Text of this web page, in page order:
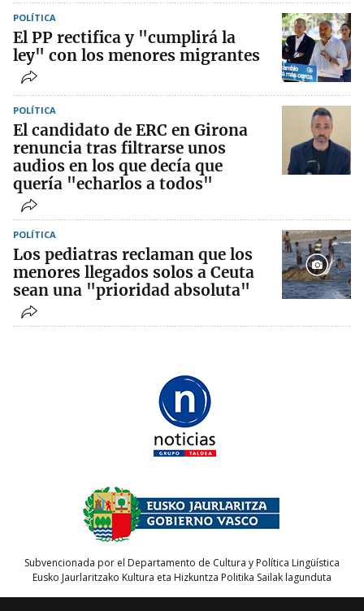
POLÍTICA
El PP rectifica y "cumplirá la
ley" con los menores migrantes
POLÍTICA
El candidato de ERC en Girona
renuncia tras filtrarse unos
audios en los que decía que
quería "echarlos a todos"
POLÍTICA
Los pediatras reclaman que los
menores llegados solos a Ceuta
sean una "prioridad absoluta"
Subvencionada por el Departamento de Cultura y Política Lingüística
Eusko Jaurlaritzako Kultura eta Hizkuntza Politika Sailak lagunduta